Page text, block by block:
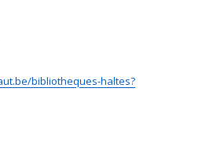
bibliotheques-haltes?